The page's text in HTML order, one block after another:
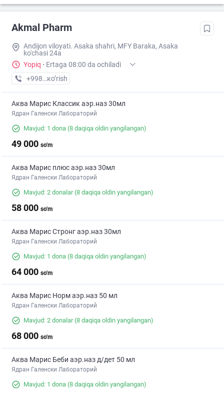
Akmal Pharm
Andijon viloyati. Asaka shahri, MFY Baraka, Asaka
ko'chasi 24a
Yopiq · Ertaga 08:00 da ochiladi
+998 (88) XXX-XX-XX
кo’rish
Аква Марис Классик аэр.наз 30мл
Ядран Галенски Лабораторий
Mavjud: 1 dona (8 daqiqa oldin yangilangan)
49 000 so'm
Аква Марис плюс аэр.наз 30мл
Ядран Галенски Лабораторий
Mavjud: 2 donalar(8 daqiqa oldin yangilangan)
58 000 so'm
Аква Марис Стронг аэр.наз 30мл
Ядран Галенски Лабораторий
Mavjud: 1 dona (8 daqiqa oldin yangilangan)
64 000 so'm
Аква Марис Норм аэр.наз 50 мл
Ядран Галенски Лабораторий
Mavjud: 2 donalar(8 daqiqa oldin yangilangan)
68 000 so'm
Аква Марис Беби аэр.наз д/дет 50 мл
Ядран Галенски Лабораторий
Mavjud: 1 dona (8 daqiqa oldin yangilangan)